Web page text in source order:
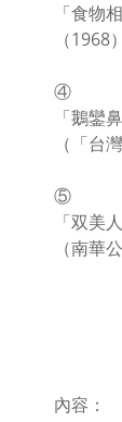
「食物
（1968）
④
「鵝鑾
（「台
⑤
「双美
（南華
內容：